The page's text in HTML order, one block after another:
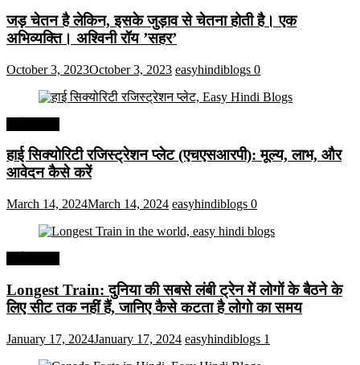
जड़ चेतन है लेकिन, इसके जुड़ाव से चेतना होती है। एक
अभिव्यक्ति। अश्विनी रॉय ’सहर’
October 3, 2023October 3, 2023 easyhindiblogs 0
हाई सिक्योरिटी रजिस्ट्रेशन प्लेट (एचएसआरपी): मूल्य, लाभ, और
आवेदन कैसे करें
March 14, 2024March 14, 2024 easyhindiblogs 0
Longest Train: दुनिया की सबसे लंबी ट्रेन में लोगों के बैठने के
लिए सीट तक ​​नहीं हैं, जानिए कैसे कटता है लोगो का समय
January 17, 2024January 17, 2024 easyhindiblogs 1